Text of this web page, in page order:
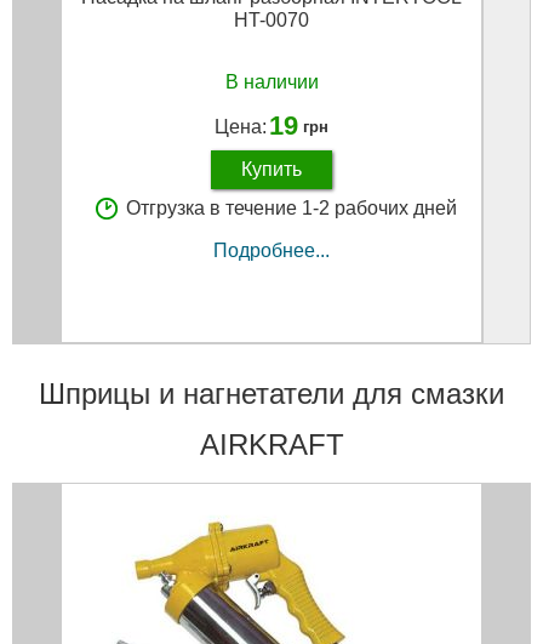
HT-0070
В наличии
Цена: 19 грн
Купить
Отгрузка в течение 1-2 рабочих дней
Подробнее...
Шприцы и нагнетатели для смазки
AIRKRAFT